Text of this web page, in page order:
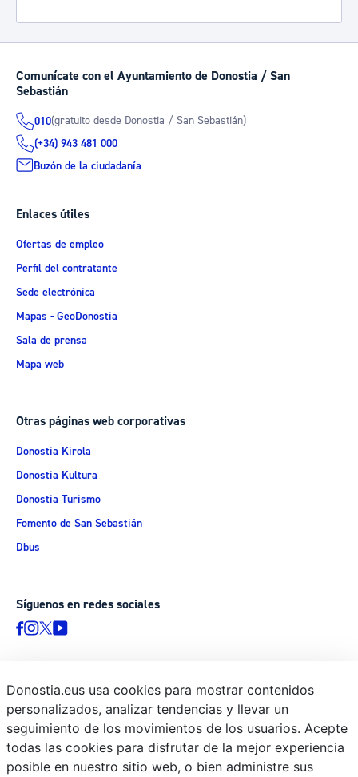
Comunícate con el Ayuntamiento de Donostia / San
Sebastián
010(gratuito desde Donostia / San Sebastián)
(+34) 943 481 000
Buzón de la ciudadanía
Enlaces útiles
Ofertas de empleo
Perfil del contratante
Sede electrónica
Mapas - GeoDonostia
Sala de prensa
Mapa web
Otras páginas web corporativas
Donostia Kirola
Donostia Kultura
Donostia Turismo
Fomento de San Sebastián
Dbus
Síguenos en redes sociales
© Donostiako Udala - Ayuntamiento de Donostia / San Sebastián
Ijentea 1, 20003 Donostia / San Sebastián
Aviso legal
Política de privacidad
Donostia.eus usa cookies para mostrar contenidos
personalizados, analizar tendencias y llevar un
seguimiento de los movimientos de los usuarios. Acepte
todas las cookies para disfrutar de la mejor experiencia
posible en nuestro sitio web, o bien administre sus